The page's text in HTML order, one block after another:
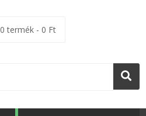
0 termék - 0 Ft